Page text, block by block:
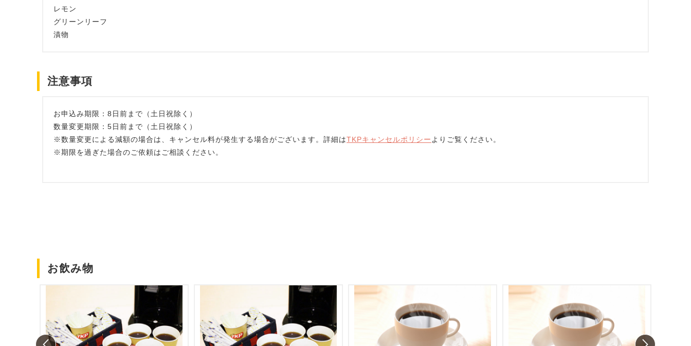
レモン
グリーンリーフ
漬物
注意事項
お申込み期限：8日前まで（土日祝除く）
数量変更期限：5日前まで（土日祝除く）
※数量変更による減額の場合は、キャンセル料が発生する場合がございます。詳細はTKPキャンセルポリシーよりご覧ください。
※期限を過ぎた場合のご依頼はご相談ください。
お飲み物